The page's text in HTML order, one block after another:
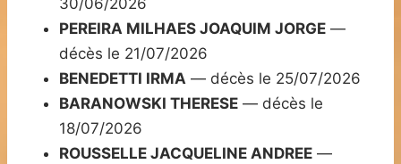
30/06/2026
PEREIRA MILHAES JOAQUIM JORGE —
décès le 21/07/2026
BENEDETTI IRMA — décès le 25/07/2026
BARANOWSKI THERESE — décès le
18/07/2026
ROUSSELLE JACQUELINE ANDREE —